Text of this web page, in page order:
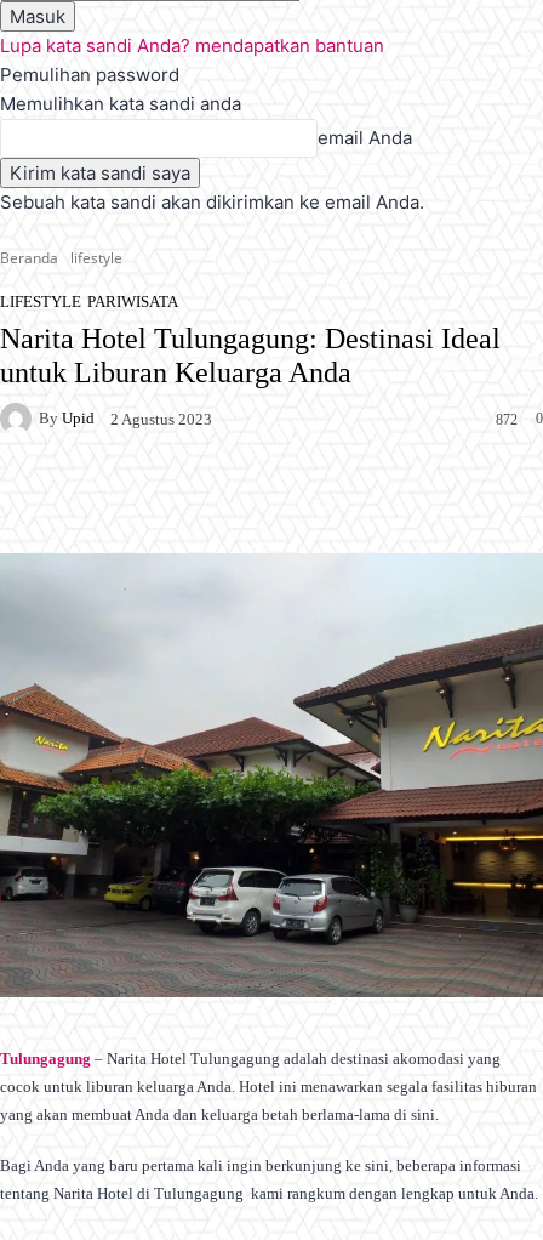
Lupa kata sandi Anda? mendapatkan bantuan
Pemulihan password
Memulihkan kata sandi anda
email Anda
Sebuah kata sandi akan dikirimkan ke email Anda.
Beranda lifestyle
LIFESTYLE PARIWISATA
Narita Hotel Tulungagung: Destinasi Ideal
untuk Liburan Keluarga Anda
By Upid 2 Agustus 2023 0
872
Tulungagung – Narita Hotel Tulungagung adalah destinasi akomodasi yang
cocok untuk liburan keluarga Anda. Hotel ini menawarkan segala fasilitas hiburan
yang akan membuat Anda dan keluarga betah berlama-lama di sini.
Bagi Anda yang baru pertama kali ingin berkunjung ke sini, beberapa informasi
tentang Narita Hotel di Tulungagung kami rangkum dengan lengkap untuk Anda.